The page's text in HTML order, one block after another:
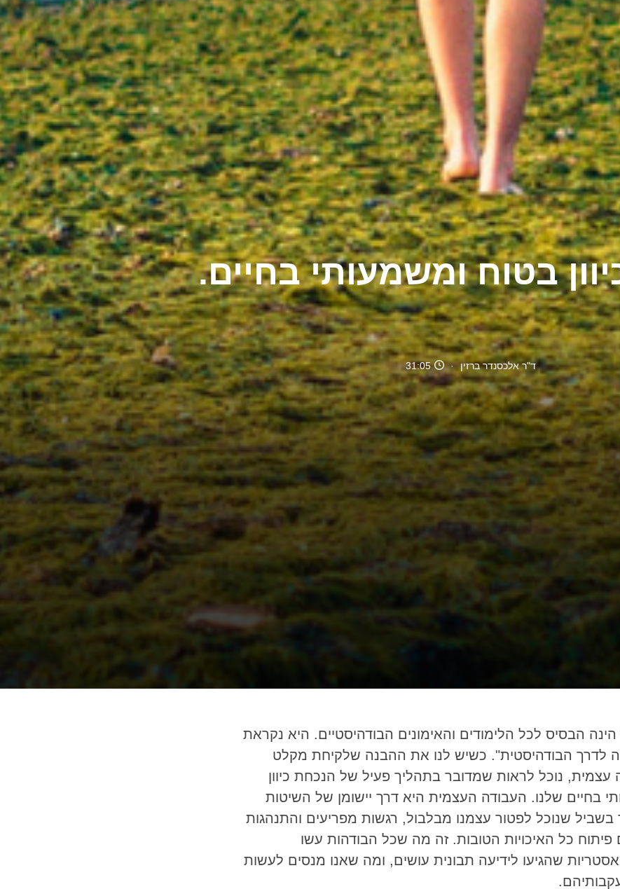
בטוח ומשמעותי בחיים.
ד"ר אלכסנדר ברזין 31:05
הבסיס לכל הלימודים והאימונים הבודהיסטיים. היא נקראת
לדרך הבודהיסטית". כשיש לנו את ההבנה שלקיחת מקלט
עצמית, נוכל לראות שמדובר בתהליך פעיל של הנכחת כיוון
בחיים שלנו. העבודה העצמית היא דרך יישומן של השיטות
שנוכל לפטור עצמנו מבלבול, רגשות מפריעים והתנהגות
פיתוח כל האיכויות הטובות. זה מה שכל הבודהות עשו
שהגיעו לידיעה תבונית עושים, ומה שאנו מנסים לעשות